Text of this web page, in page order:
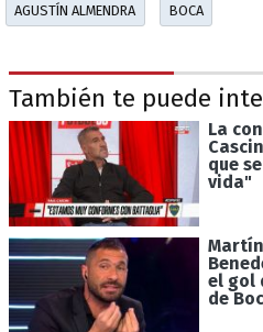
AGUSTÍN ALMENDRA BOCA
También te puede
La
que
vida"
el gol
de